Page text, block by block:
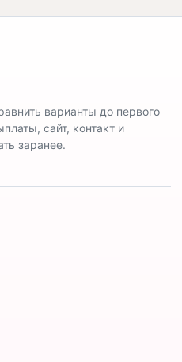
варианты до первого
сайт, контакт и
заранее.